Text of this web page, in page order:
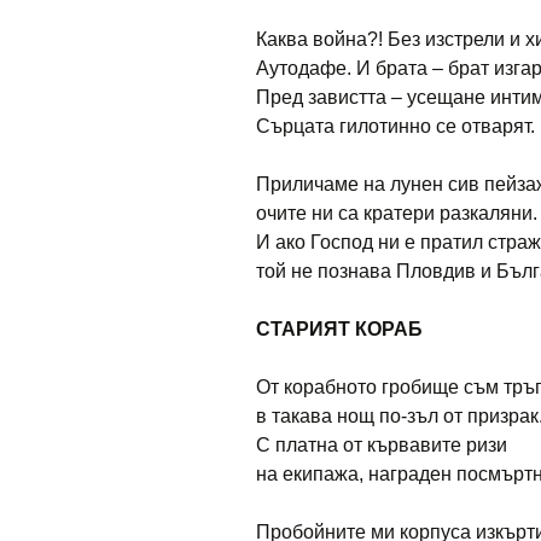
Каква война?! Без изстрели и
Аутодафе. И брата – брат
Пред завистта – усещане
Сърцата гилотинно се отварят.
Приличаме на лунен сив
очите ни са кратери разкаляни.
И ако Господ ни е пратил
той не познава Пловдив и
СТАРИЯТ КОРАБ
От корабното гробище съм
в такава нощ по-зъл от призрак.
С платна от кървавите ризи
на екипажа, награден
Пробойните ми корпуса